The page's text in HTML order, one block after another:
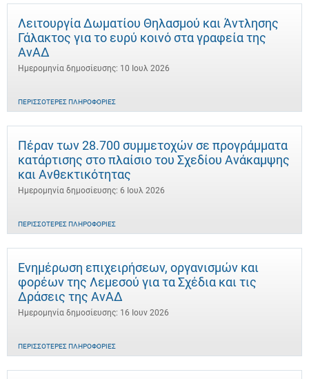
Λειτουργία Δωματίου Θηλασμού και Άντλησης
Γάλακτος για το ευρύ κοινό στα γραφεία της
ΑνΑΔ
Ημερομηνία δημοσίευσης: 10 Ιουλ 2026
ΠΕΡΙΣΣΌΤΕΡΕΣ ΠΛΗΡΟΦΟΡΊΕΣ
Πέραν των 28.700 συμμετοχών σε προγράμματα
κατάρτισης στο πλαίσιο του Σχεδίου Ανάκαμψης
και Ανθεκτικότητας
Ημερομηνία δημοσίευσης: 6 Ιουλ 2026
ΠΕΡΙΣΣΌΤΕΡΕΣ ΠΛΗΡΟΦΟΡΊΕΣ
Ενημέρωση επιχειρήσεων, οργανισμών και
φορέων της Λεμεσού για τα Σχέδια και τις
Δράσεις της ΑνΑΔ
Ημερομηνία δημοσίευσης: 16 Ιουν 2026
ΠΕΡΙΣΣΌΤΕΡΕΣ ΠΛΗΡΟΦΟΡΊΕΣ